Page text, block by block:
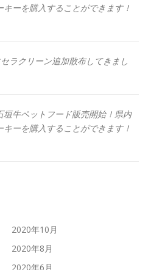
ーを購入することができます！
ラクリーン追加散布してきまし
牛ペットフード販売開始！県内
ーを購入することができます！
2020年10月
2020年8月
2020年6月